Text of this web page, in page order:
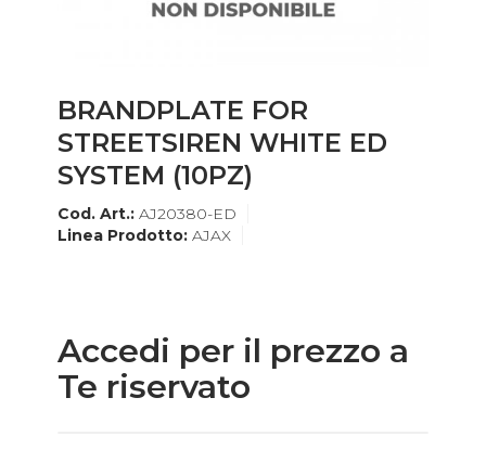
BRANDPLATE FOR
STREETSIREN WHITE ED
SYSTEM (10PZ)
Cod. Art.: AJ20380-ED
Linea Prodotto: AJAX
Accedi per il prezzo a
Te riservato